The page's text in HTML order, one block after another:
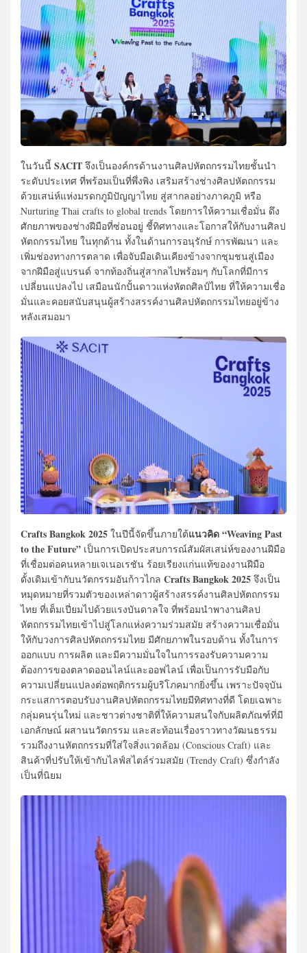
ในวันนี้ SACIT จึงเป็นองค์กรด้านงานศิลปหัตถกรรมไทยชั้นนำ
ระดับประเทศ ที่พร้อมเป็นที่พึ่งพิง เสริมสร้างช่างศิลปหัตถกรรม
ด้วยเสน่ห์แห่งมรดกภูมิปัญญาไทย สู่สากลอย่างภาคภูมิ หรือ
Nurturing Thai crafts to global trends โดยการให้ความเชื่อมั่น ดึง
ศักยภาพของช่างฝีมือที่ซ่อนอยู่ ชี้ทิศทางและโอกาสให้กับงานศิลป
หัตถกรรมไทย ในทุกด้าน ทั้งในด้านการอนุรักษ์ การพัฒนา และ
เพิ่มช่องทางการตลาด เพื่อจับมือเดินเคียงข้างจากชุมชนสู่เมือง
จากฝีมือสู่แบรนด์ จากท้องถิ่นสู่สากลไปพร้อมๆ กับโลกที่มีการ
เปลี่ยนแปลงไป เสมือนนักปั้นดาวแห่งหัตถศิลป์ไทย ที่ให้ความเชื่อ
มั่นและคอยสนับสนุนผู้สร้างสรรค์งานศิลปหัตถกรรมไทยอยู่ข้าง
หลังเสมอมา
Crafts Bangkok 2025 ในปีนี้จัดขึ้นภายใต้แนวคิด “Weaving Past
to the Future” เป็นการเปิดประสบการณ์สัมผัสเสน่ห์ของงานฝีมือ
ที่เชื่อมต่อคนหลายเจเนอเรชัน ร้อยเรียงแก่นแท้ของงานฝีมือ
ดั้งเดิมเข้ากับนวัตกรรมอันก้าวไกล Crafts Bangkok 2025 จึงเป็น
หมุดหมายที่รวมตัวของเหล่าดาวผู้สร้างสรรค์งานศิลปหัตถกรรม
ไทย ที่เต็มเปี่ยมไปด้วยแรงบันดาลใจ ที่พร้อมนำพางานศิลป
หัตถกรรมไทยเข้าไปสู่โลกแห่งความร่วมสมัย สร้างความเชื่อมั่น
ให้กับวงการศิลปหัตถกรรมไทย มีศักยภาพในรอบด้าน ทั้งในการ
ออกแบบ การผลิต และมีความมั่นใจในการรองรับความความ
ต้องการของตลาดออนไลน์และออฟไลน์ เพื่อเป็นการรับมือกับ
ความเปลี่ยนแปลงต่อพฤติกรรมผู้บริโภคมากยิ่งขึ้น เพราะปัจจุบัน
กระแสการตอบรับงานศิลปหัตถกรรมไทยมีทิศทางที่ดี โดยเฉพาะ
กลุ่มคนรุ่นใหม่ และชาวต่างชาติที่ให้ความสนใจกับผลิตภัณฑ์ที่มี
เอกลักษณ์ ผสานนวัตกรรม และสะท้อนเรื่องราวทางวัฒนธรรม
รวมถึงงานหัตถกรรมที่ใส่ใจสิ่งแวดล้อม (Conscious Craft) และ
สินค้าที่ปรับให้เข้ากับไลฟ์สไตล์ร่วมสมัย (Trendy Craft) ซึ่งกำลัง
เป็นที่นิยม